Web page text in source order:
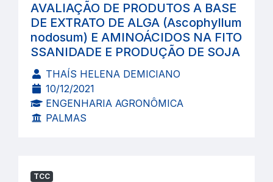
AVALIAÇÃO DE PRODUTOS A BASE
DE EXTRATO DE ALGA (Ascophyllum
nodosum) E AMINOÁCIDOS NA FITO
SSANIDADE E PRODUÇÃO DE SOJA
THAÍS HELENA DEMICIANO
10/12/2021
ENGENHARIA AGRONÔMICA
PALMAS
TCC